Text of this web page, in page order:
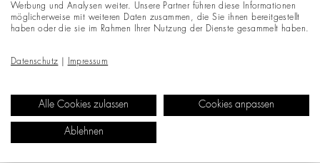
Werbung und Analysen weiter. Unsere Partner führen diese Informationen
möglicherweise mit weiteren Daten zusammen, die Sie ihnen bereitgestellt
haben oder die sie im Rahmen Ihrer Nutzung der Dienste gesammelt haben.
Datenschutz Impressum
Alle Cookies zulassen Cookies anpassen
Ablehnen